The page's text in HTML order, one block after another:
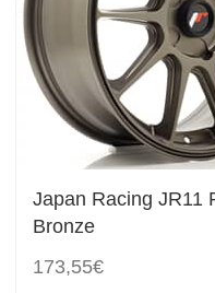
Japan Racing JR11
Bronze
173,55€